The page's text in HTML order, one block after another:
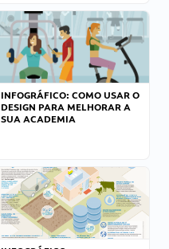
INFOGRÁFICO: COMO USAR O
DESIGN PARA MELHORAR A
SUA ACADEMIA